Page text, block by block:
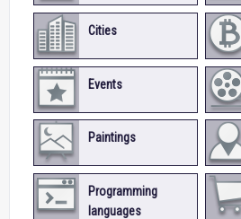
Cities
Events
Paintings
Programming
languages